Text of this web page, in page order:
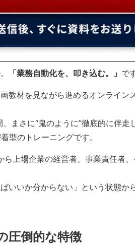
「業務自動化を、叩き込む。」 で
教材を見ながら進めるオンライン
まさに“鬼のように”徹底的に伴走し
型のトレーニングです。
上場企業の経営者、事業責任者
いいか分からない」という状態か
圧倒的な特徴